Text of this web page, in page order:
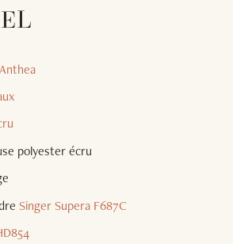
polyester écru
Singer Supera F687C